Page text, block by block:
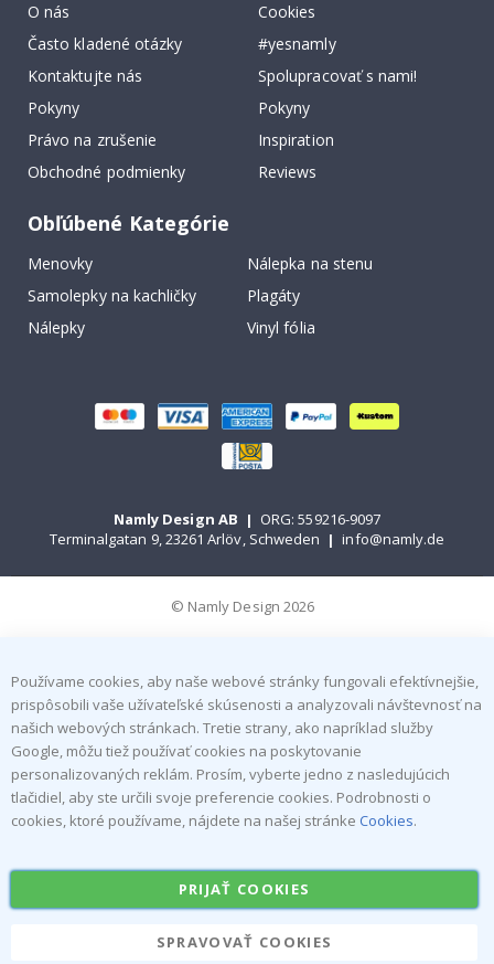
O nás
Často kladené otázky
Kontaktujte nás
Pokyny
Právo na zrušenie
Obchodné podmienky
Cookies
#yesnamly
Spolupracovať s nami!
Pokyny
Inspiration
Reviews
Obľúbené Kategórie
Menovky
Nálepka na stenu
Samolepky na kachličky
Plagáty
Nálepky
Vinyl fólia
Namly Design AB | ORG: 559216-9097
Terminalgatan 9, 23261 Arlöv, Schweden | info@namly.de
© Namly Design 2026
Používame cookies, aby naše webové stránky fungovali efektívnejšie,
prispôsobili vaše užívateľské skúsenosti a analyzovali návštevnosť na
našich webových stránkach. Tretie strany, ako napríklad služby
Google, môžu tiež používať cookies na poskytovanie
personalizovaných reklám. Prosím, vyberte jedno z nasledujúcich
tlačidiel, aby ste určili svoje preferencie cookies. Podrobnosti o
cookies, ktoré používame, nájdete na našej stránke Cookies.
PRIJAŤ COOKIES
SPRAVOVAŤ COOKIES